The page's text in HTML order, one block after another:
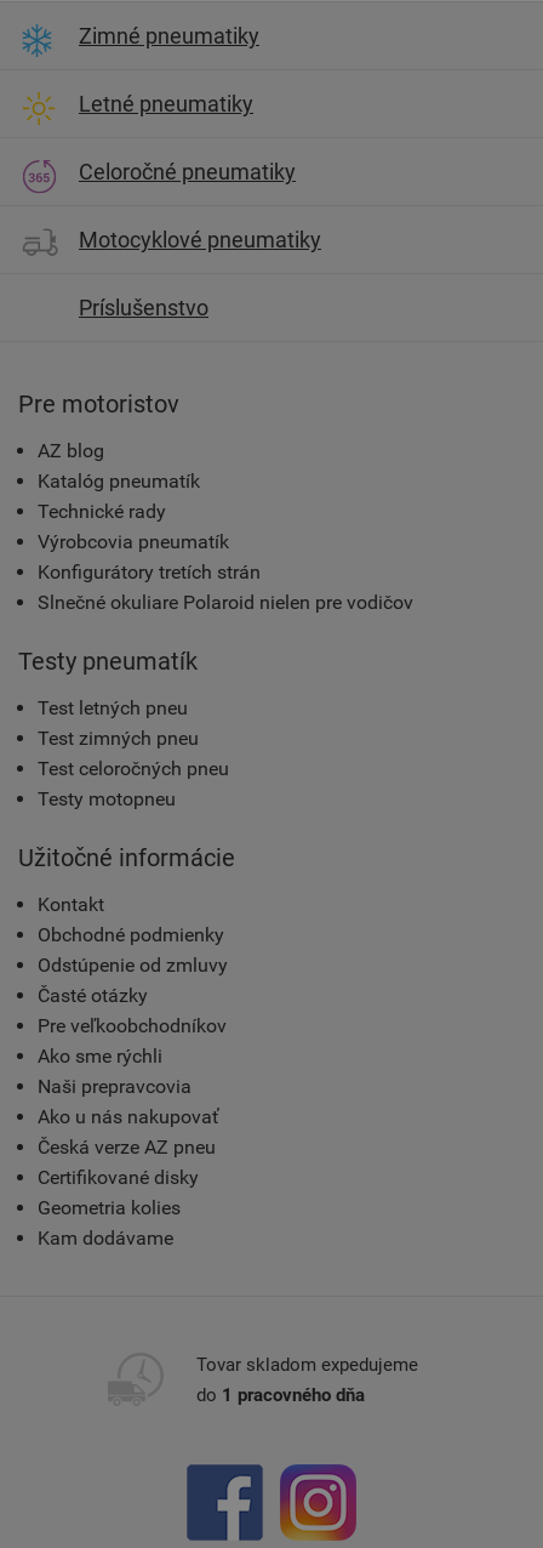
Zimné pneumatiky
Letné pneumatiky
Celoročné pneumatiky
Motocyklové pneumatiky
Príslušenstvo
Pre motoristov
AZ blog
Katalóg pneumatík
Technické rady
Výrobcovia pneumatík
Konfigurátory tretích strán
Slnečné okuliare Polaroid nielen pre vodičov
Testy pneumatík
Test letných pneu
Test zimných pneu
Test celoročných pneu
Testy motopneu
Užitočné informácie
Kontakt
Obchodné podmienky
Odstúpenie od zmluvy
Časté otázky
Pre veľkoobchodníkov
Ako sme rýchli
Naši prepravcovia
Ako u nás nakupovať
Česká verze AZ pneu
Certifikované disky
Geometria kolies
Kam dodávame
Tovar skladom expedujeme
do 1 pracovného dňa